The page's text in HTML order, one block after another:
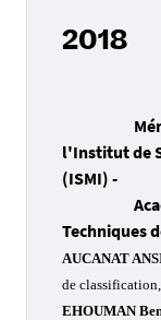
2018
l'Institut de
(ISMI) -
Techniques
AUCANAT
de classification,
EHOUMAN